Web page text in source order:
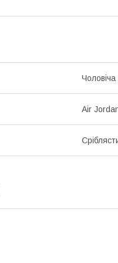
Чоловіча
Air